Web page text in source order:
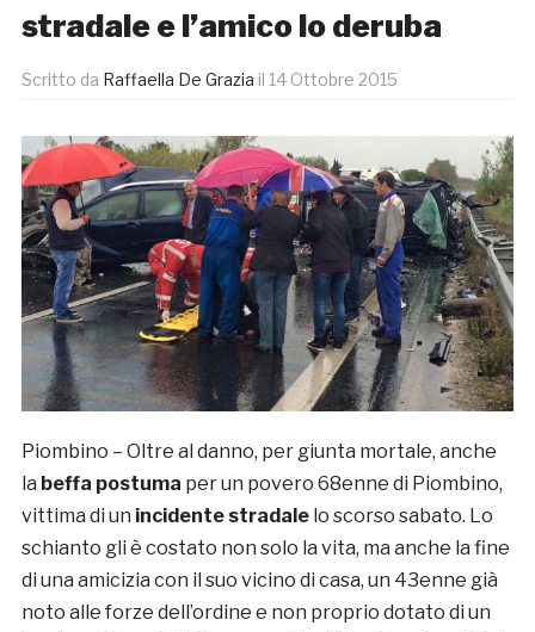
stradale e l’amico lo deruba
Scritto da Raffaella De Grazia il 14 Ottobre 2015
Piombino – Oltre al danno, per giunta mortale, anche
la beffa postuma per un povero 68enne di Piombino,
vittima di un incidente stradalelo scorso sabato. Lo
schianto gli è costato non solo la vita, ma anche la fine
di una amicizia con il suo vicino di casa, un 43enne già
noto alle forze dell’ordine e non proprio dotato di un